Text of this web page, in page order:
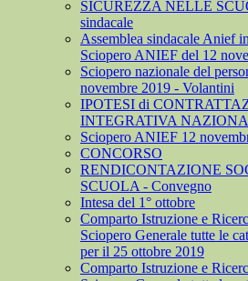
SICUREZZA NELLE
sindacale
Assemblea sindacale Anief
Sciopero ANIEF del 12
Sciopero nazionale del
novembre 2019 - Volantini
IPOTESI di
INTEGRATIVA
Sciopero ANIEF 12
CONCORSO
RENDICONTAZIONE
SCUOLA - Convegno
Intesa del 1° ottobre
Comparto Istruzione e
Sciopero Generale tutte le
per il 25 ottobre 2019
Comparto Istruzione e